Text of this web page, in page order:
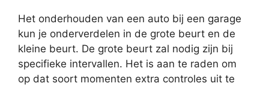
Het onderhouden van een auto bij een garage
kun je onderverdelen in de grote beurt en de
kleine beurt. De grote beurt zal nodig zijn bij
specifieke intervallen. Het is aan te raden om
op dat soort momenten extra controles uit te